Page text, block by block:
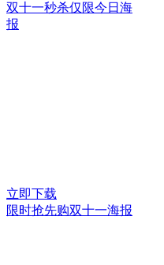
双十一秒杀仅限今日海
报
立即下载
限时抢先购双十一海报